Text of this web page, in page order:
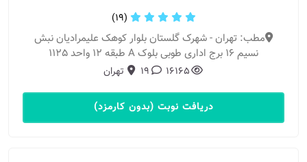
(19)
مطب: تهران - شهرک گلستان بلوار کوهک علیمرادیان نبش
نسیم 16 برج اداری طوبی بلوک A طبقه 12 واحد 1125
16165
19 تهران
دریافت نوبت (بدون کارمزد)